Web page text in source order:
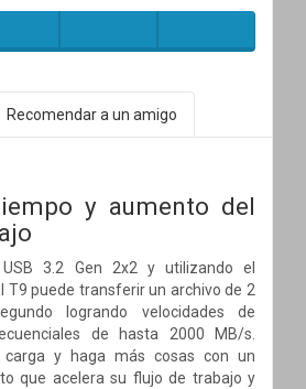
Recomendar a un amigo
y aumento del
3.2 Gen 2x2 y utilizando el
T9 puede transferir un archivo de 2
logrando velocidades de
de hasta 2000 MB/s.
y haga más cosas con un
que acelera su flujo de trabajo y